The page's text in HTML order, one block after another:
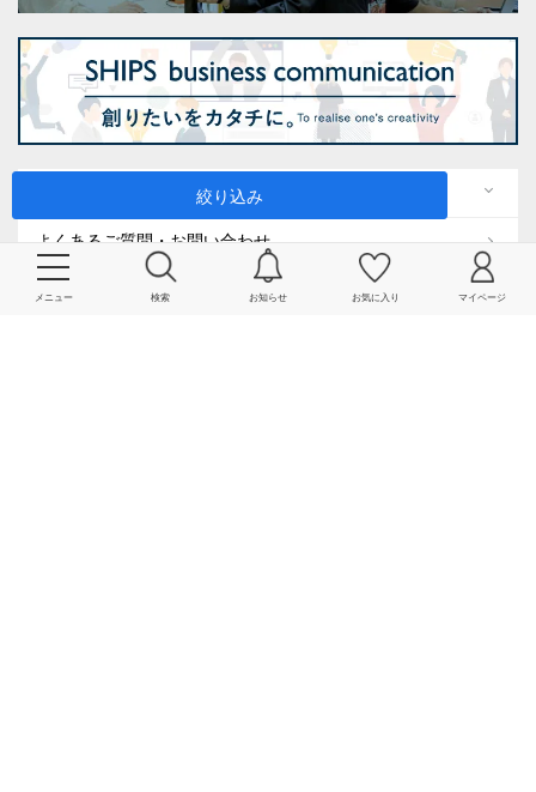
メニュー 検索 お知らせ お気に入り マイページ
絞り込み
よくあるご質問・お問い合わせ
サービス一覧